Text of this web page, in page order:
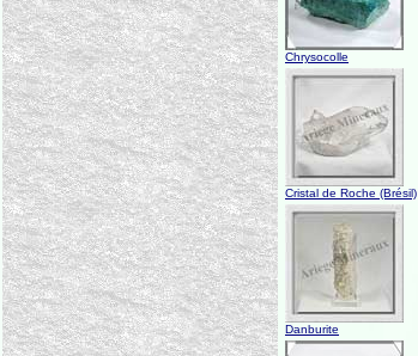
Chrysocolle
Cristal de Roche (Brésil)
Danburite